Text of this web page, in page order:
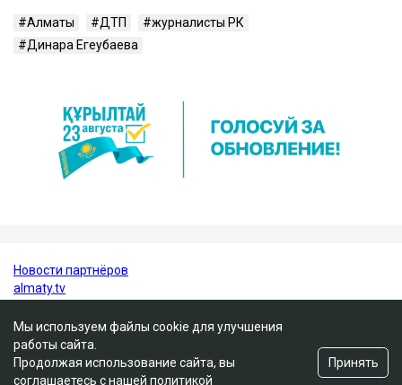
ДТП с участием Динары Егеубаевой произошло в
Алматы несколько дней назад. После аварии
Ulysmedia.kz обратился в департамент полиции за
комментарием.
Мы используем файлы cookie для улучшения
работы сайта.
Продолжая использование сайта, вы
соглашаетесь с нашей политикой
Принять